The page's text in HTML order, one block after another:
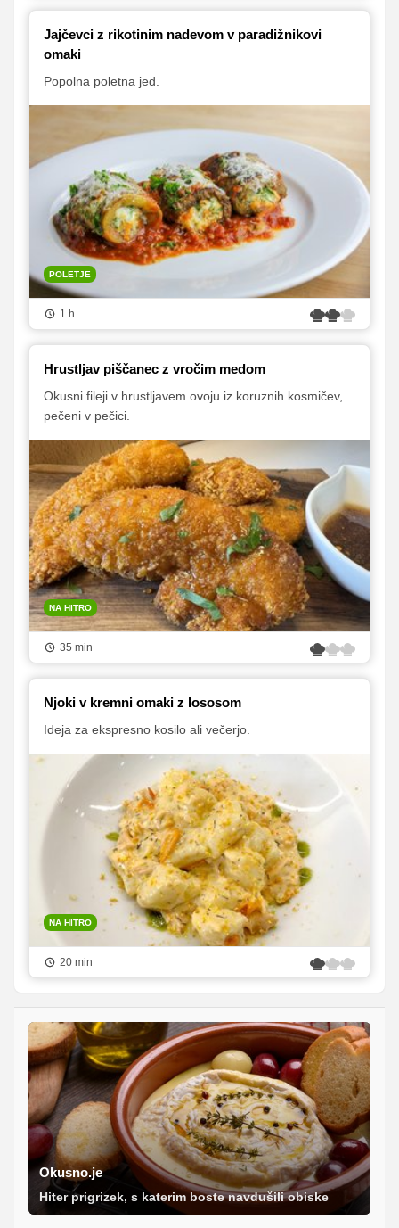
Jajčevci z rikotinim nadevom v paradižnikovi
omaki
Popolna poletna jed.
POLETJE
1 h
Hrustljav piščanec z vročim medom
Okusni fileji v hrustljavem ovoju iz koruznih kosmičev,
pečeni v pečici.
NA HITRO
35 min
Njoki v kremni omaki z lososom
Ideja za ekspresno kosilo ali večerjo.
NA HITRO
20 min
Okusno.je
Hiter prigrizek, s katerim boste navdušili obiske